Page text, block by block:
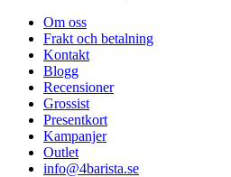
Om oss
Frakt och betalning
Kontakt
Blogg
Recensioner
Grossist
Presentkort
Kampanjer
Outlet
info@4barista.se